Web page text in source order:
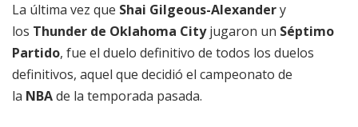
La última vez que Shai Gilgeous-Alexandery
los Thunder de Oklahoma Cityjugaron un Séptimo
Partido, fue el duelo definitivo de todos los duelos
definitivos, aquel que decidió el campeonato de
la NBAde la temporada pasada.